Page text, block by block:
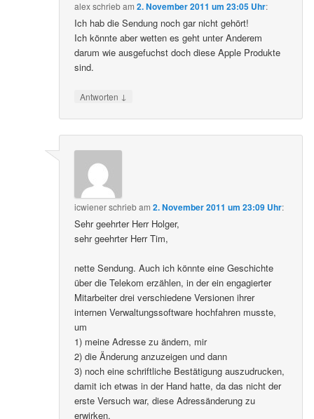
alexschriebam2. November 2011 um 23:05 Uhr:
Ich hab die Sendung noch gar nicht gehört!
Ich könnte aber wetten es geht unter Anderem
darum wie ausgefuchst doch diese Apple Produkte
sind.
Antworten ↓
icwienerschriebam2. November 2011 um 23:09 Uhr:
Sehr geehrter Herr Holger,
sehr geehrter Herr Tim,
nette Sendung. Auch ich könnte eine Geschichte
über die Telekom erzählen, in der ein engagierter
Mitarbeiter drei verschiedene Versionen ihrer
internen Verwaltungssoftware hochfahren musste,
um
1) meine Adresse zu ändern, mir
2) die Änderung anzuzeigen und dann
3) noch eine schriftliche Bestätigung auszudrucken,
damit ich etwas in der Hand hatte, da das nicht der
erste Versuch war, diese Adressänderung zu
erwirken.